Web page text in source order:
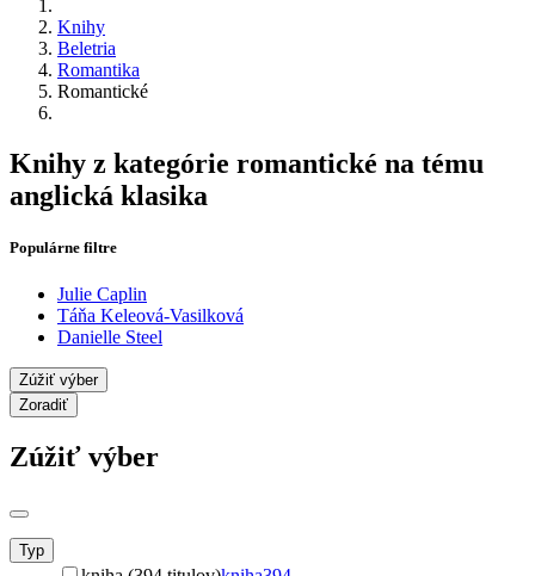
Knihy
Beletria
Romantika
Romantické
Knihy z kategórie romantické na tému
anglická klasika
Populárne filtre
Julie Caplin
Táňa Keleová-Vasilková
Danielle Steel
Zúžiť výber
Zoradiť
Zúžiť výber
Typ